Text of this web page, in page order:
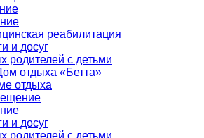
реабилитация
и досуг
родителей с детьми
отдыха «Бетта»
отдыха
и досуг
родителей с детьми